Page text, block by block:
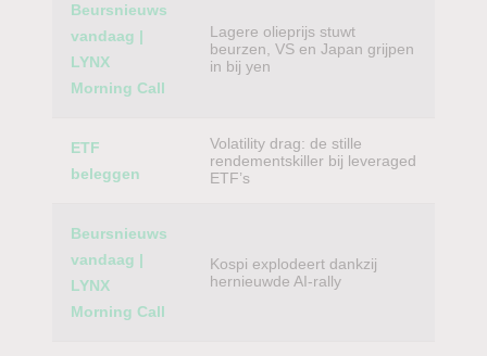
Beursnieuws
vandaag |
LYNX
Morning Call
Lagere olieprijs stuwt
beurzen, VS en Japan grijpen
in bij yen
ETF
beleggen
Volatility drag: de stille
rendementskiller bij leveraged
ETF’s
Beursnieuws
vandaag |
LYNX
Morning Call
Kospi explodeert dankzij
hernieuwde AI-rally